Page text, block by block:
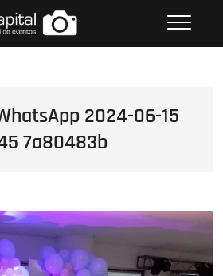
FOTOS GRUPO EMPRESARIAL
2024-06-15
7a80483b